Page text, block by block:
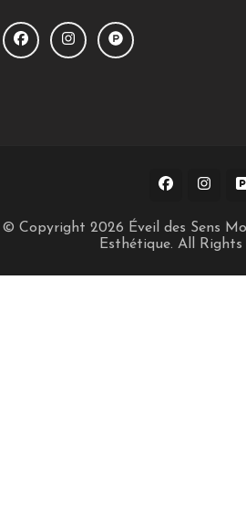
© Copyright 2026 Éveil des Sens
Esthétique. All Rights